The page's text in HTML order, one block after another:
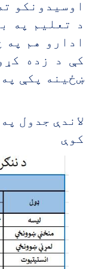
اوسيدونکو
د تعليم په
ادارو هم
ښځينه پکې
لاندې جدول
کوې